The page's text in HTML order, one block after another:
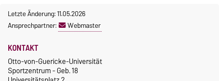
Letzte Änderung: 11.05.2026
Ansprechpartner:
Webmaster
KONTAKT
Otto-von-Guericke-Universität
Sportzentrum - Geb. 18